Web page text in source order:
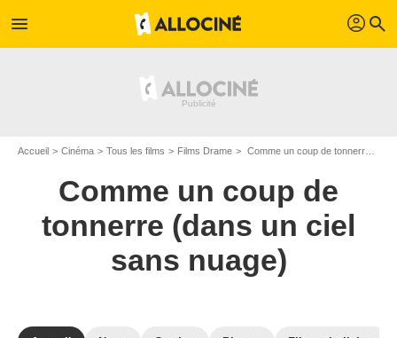
menu profil search
Accueil Cinéma Tous les films Films Drame Comme un coup de tonnerre (dans un ciel sans nuage) de Catherine Klein
Comme un coup de
tonnerre (dans un ciel
sans nuage)